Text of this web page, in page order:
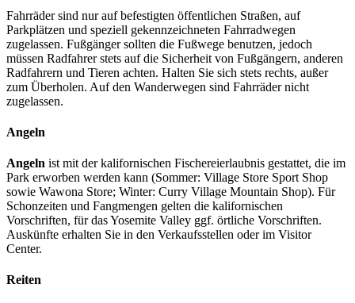
Fahrräder sind nur auf befestigten öffentlichen Straßen, auf
Parkplätzen und speziell gekennzeichneten Fahrradwegen
zugelassen. Fußgänger sollten die Fußwege benutzen, jedoch
müssen Radfahrer stets auf die Sicherheit von Fußgängern, anderen
Radfahrern und Tieren achten. Halten Sie sich stets rechts, außer
zum Überholen. Auf den Wanderwegen sind Fahrräder nicht
zugelassen.
Angeln
Angeln ist mit der kalifornischen Fischereierlaubnis gestattet, die im
Park erworben werden kann (Sommer: Village Store Sport Shop
sowie Wawona Store; Winter: Curry Village Mountain Shop). Für
Schonzeiten und Fangmengen gelten die kalifornischen
Vorschriften, für das Yosemite Valley ggf. örtliche Vorschriften.
Auskünfte erhalten Sie in den Verkaufsstellen oder im Visitor
Center.
Reiten